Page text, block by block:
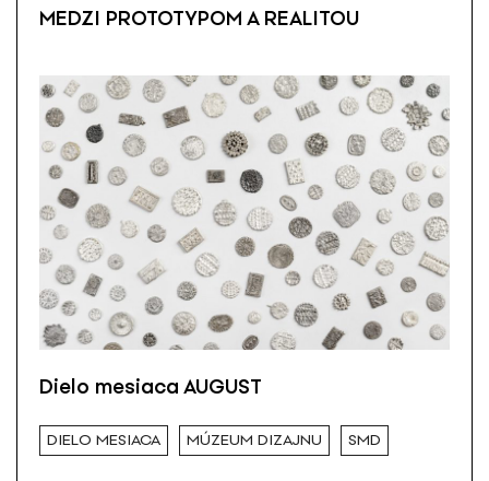
MEDZI PROTOTYPOM A REALITOU
Dielo mesiaca AUGUST
DIELO MESIACA MÚZEUM DIZAJNU SMD